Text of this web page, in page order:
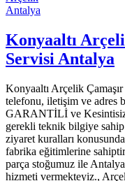
Antalya
Konyaaltı
Servisi Antalya
Konyaaltı Arçelik
telefonu, iletişim ve adres
GARANTİLİ ve Kesintisiz
gerekli teknik bilgiye
ziyaret kuralları
fabrika eğitimlerine
parça stoğumuz ile
hizmeti vermekteyiz.,